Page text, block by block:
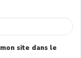
site dans le